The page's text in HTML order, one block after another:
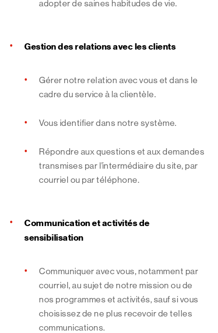
adopter de saines habitudes de vie.
Gestion des relations avec les clients
Gérer notre relation avec vous et dans le
cadre du service à la clientèle.
Vous identifier dans notre système.
Répondre aux questions et aux demandes
transmises par l’intermédiaire du site, par
courriel ou par téléphone.
Communication et activités de
sensibilisation
Communiquer avec vous, notamment par
courriel, au sujet de notre mission ou de
nos programmes et activités, sauf si vous
choisissez de ne plus recevoir de telles
communications.